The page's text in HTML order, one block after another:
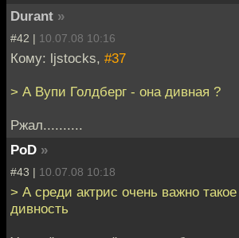
Durant »
#42 | 10.07.08 10:16
Кому: ljstocks, #37
> А Вупи Голдберг - она дивная ?
Ржал..........
PoD »
#43 | 10.07.08 10:18
> А среди актрис очень важно такое
дивность